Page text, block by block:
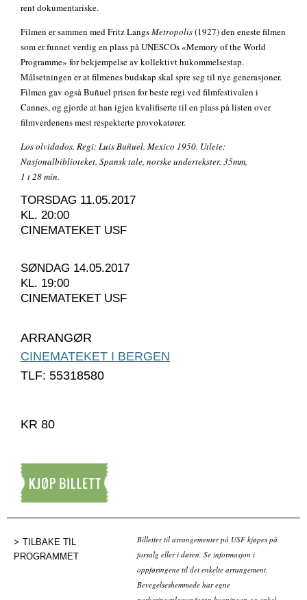
rent dokumentariske.
Filmen er sammen med Fritz LangsMetropolis(1927) den eneste filmen
som er funnet verdig en plass på UNESCOs «Memory of the World
Programme» for bekjempelse av kollektivt hukommelsestap.
Målsetningen er at filmenes budskap skal spre seg til nye generasjoner.
Filmen gav også Buñuel prisen for beste regi ved filmfestivalen i
Cannes, og gjorde at han igjen kvalifiserte til en plass på listen over
filmverdenens mest respekterte provokatører.
Los olvidados. Regi: Luis Buñuel. Mexico 1950. Utleie:
Nasjonalbiblioteket. Spansk tale, norske undertekster. 35mm,
1 t 28 min.
TORSDAG 11.05.2017
KL. 20:00
CINEMATEKET USF
SØNDAG 14.05.2017
KL. 19:00
CINEMATEKET USF
ARRANGØR
CINEMATEKET I BERGEN
TLF: 55318580
KR 80
TILBAKE TIL
PROGRAMMET
Billetter til arrangementer på USF kjøpes på
forsalg eller i døren. Se informasjon i
oppføringene til det enkelte arrangement.
Bevegelseshemmede har egne